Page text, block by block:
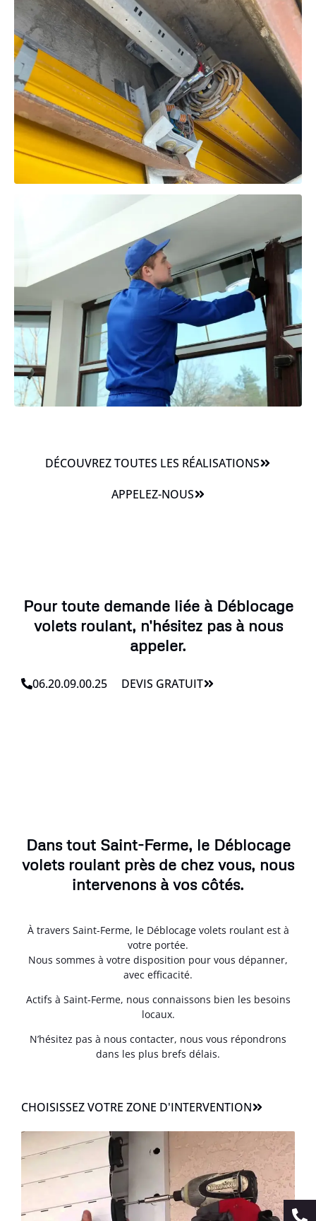
DÉCOUVREZ TOUTES LES RÉALISATIONS
APPELEZ-NOUS
Pour toute demande liée à Déblocage
volets roulant, n'hésitez pas à nous
appeler.
06.20.09.00.25 DEVIS GRATUIT
Dans tout Saint-Ferme, le Déblocage
volets roulant près de chez vous, nous
intervenons à vos côtés.
À travers Saint-Ferme, le Déblocage volets roulant est à
votre portée.
Nous sommes à votre disposition pour vous dépanner,
avec efficacité.
Actifs à Saint-Ferme, nous connaissons bien les besoins
locaux.
N’hésitez pas à nous contacter, nous vous répondrons
dans les plus brefs délais.
CHOISISSEZ VOTRE ZONE D'INTERVENTION